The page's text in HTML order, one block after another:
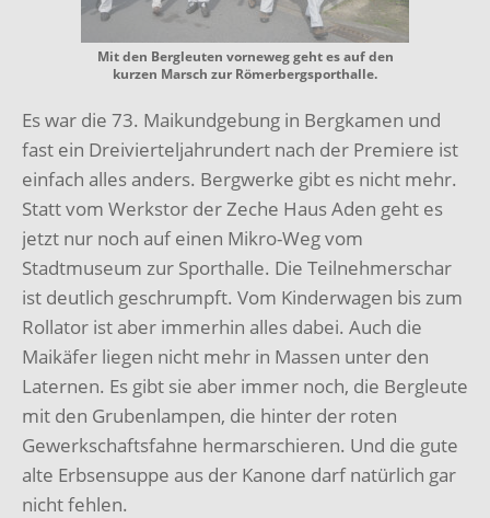
Mit den Bergleuten vorneweg geht es auf den
kurzen Marsch zur Römerbergsporthalle.
Es war die 73. Maikundgebung in Bergkamen und
fast ein Dreivierteljahrundert nach der Premiere ist
einfach alles anders. Bergwerke gibt es nicht mehr.
Statt vom Werkstor der Zeche Haus Aden geht es
jetzt nur noch auf einen Mikro-Weg vom
Stadtmuseum zur Sporthalle. Die Teilnehmerschar
ist deutlich geschrumpft. Vom Kinderwagen bis zum
Rollator ist aber immerhin alles dabei. Auch die
Maikäfer liegen nicht mehr in Massen unter den
Laternen. Es gibt sie aber immer noch, die Bergleute
mit den Grubenlampen, die hinter der roten
Gewerkschaftsfahne hermarschieren. Und die gute
alte Erbsensuppe aus der Kanone darf natürlich gar
nicht fehlen.